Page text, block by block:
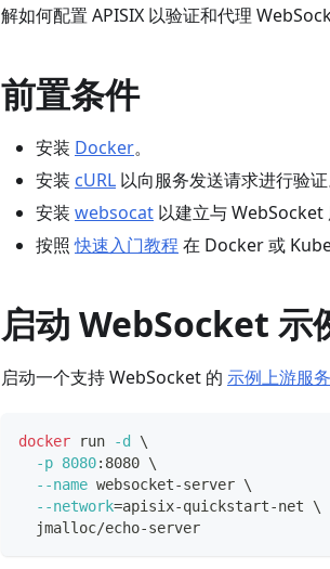
解如何配置 APISIX 以验证和代理
前置条件
安装 Docker。
安装 cURL 以向服务发送请求进行验证
安装 websocat 以建立与 WebSocket
按照快速入门教程 在 Docker 或
启动 WebSocket 示
启动一个支持 WebSocket 的 示例上游服
docker run -d
\
-p 8080:8080 \
--name websocket-server \
--network=apisix-quickstart-net \
  jmalloc/echo-server